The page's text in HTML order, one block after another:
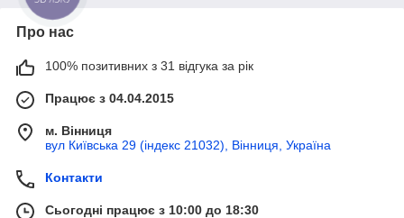
Про нас
100% позитивних з 31 відгука за рік
Працює з 04.04.2015
м. Вінниця
вул Київська 29 (індекс 21032), Вінниця, Україна
Контакти
Сьогодні працює з 10:00 до 18:30